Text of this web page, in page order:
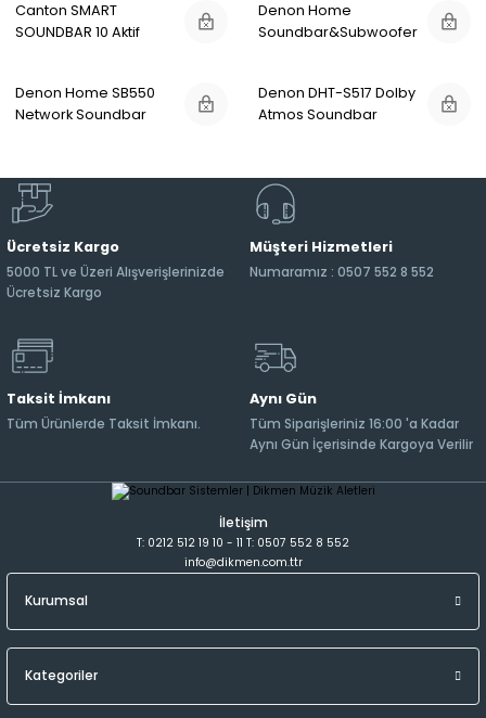
Canton SMART
SOUNDBAR 10 Aktif
Denon Home
Soundbar&Subwoofer
Denon Home SB550
Network Soundbar
Denon DHT-S517 Dolby
Atmos Soundbar
Ücretsiz Kargo
5000 TL ve Üzeri Alışverişlerinizde
Ücretsiz Kargo
Müşteri Hizmetleri
Numaramız : 0507 552 8 552
Taksit İmkanı
Tüm Ürünlerde Taksit İmkanı.
Aynı Gün
Tüm Siparişleriniz 16:00 'a Kadar
Aynı Gün İçerisinde Kargoya Verilir
İletişim
T: 0212 512 19 10 - 11 T: 0507 552 8 552
info@dikmen.com.ttr
Kurumsal
Kategoriler